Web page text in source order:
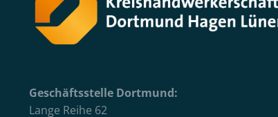
Geschäftsstelle Dortmund:
Lange Reihe 62